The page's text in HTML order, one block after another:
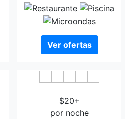
Ver ofertas
$20+
por noche